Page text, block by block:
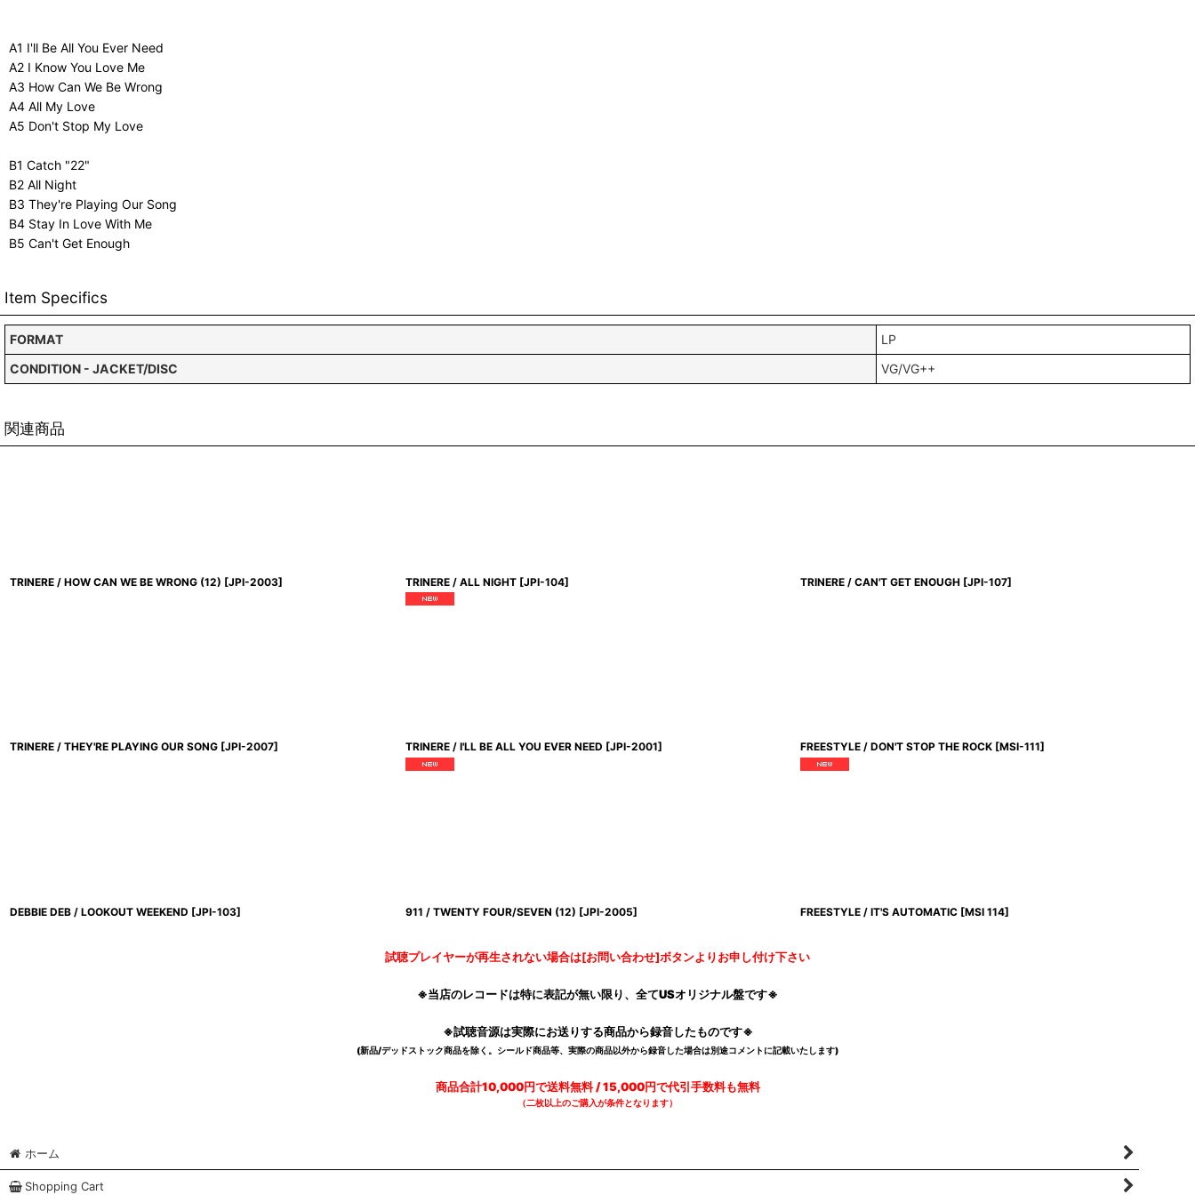
A1 I'll Be All You Ever Need
A2 I Know You Love Me
A3 How Can We Be Wrong
A4 All My Love
A5 Don't Stop My Love
B1 Catch "22"
B2 All Night
B3 They're Playing Our Song
B4 Stay In Love With Me
B5 Can't Get Enough
Item Specifics
FORMAT
LP
CONDITION - JACKET/DISC
VG/VG++
関連商品
TRINERE / HOW CAN WE BE WRONG (12) [JPI-2003] TRINERE / ALL NIGHT [JPI-104] TRINERE / CAN'T GET ENOUGH [JPI-107]
TRINERE / THEY'RE PLAYING OUR SONG [JPI-2007] TRINERE / I'LL BE ALL YOU EVER NEED [JPI-2001] FREESTYLE / DON'T STOP THE ROCK [MSI-111]
DEBBIE DEB / LOOKOUT WEEKEND [JPI-103] 911 / TWENTY FOUR/SEVEN (12) [JPI-2005] FREESTYLE / IT'S AUTOMATIC [MSI 114]
試聴プレイヤーが再生されない場合は[お問い合わせ]ボタンよりお申し付け下さい
※当店のレコードは特に表記が無い限り、全てUSオリジナル盤です※
※試聴音源は実際にお送りする商品から録音したものです※
(新品/デッドストック商品を除く。シールド商品等、実際の商品以外から録音した場合は別途コメントに記載いたします)
商品合計10,000円で送料無料 / 15,000円で代引手数料も無料
（二枚以上のご購入が条件となります）
ホーム
Shopping Cart